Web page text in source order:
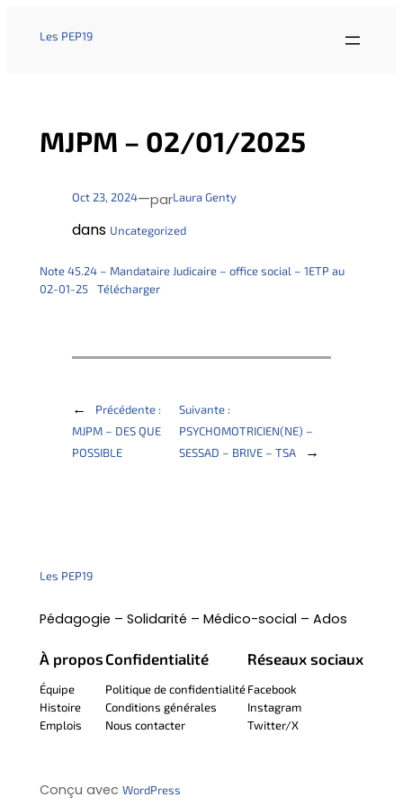
Les PEP19
MJPM – 02/01/2025
Oct 23, 2024—parLaura Genty
dans Uncategorized
Note 45.24 – Mandataire Judicaire – office social – 1ETP au
02-01-25
Télécharger
←
Précédente :
MJPM – DES QUE
POSSIBLE
Suivante :
PSYCHOMOTRICIEN(NE) –
SESSAD – BRIVE – TSA
→
Les PEP19
Pédagogie – Solidarité – Médico-social – Ados
À propos
Équipe
Histoire
Emplois
Confidentialité
Politique de confidentialité
Conditions générales
Nous contacter
Réseaux sociaux
Facebook
Instagram
Twitter/X
Conçu avec WordPress